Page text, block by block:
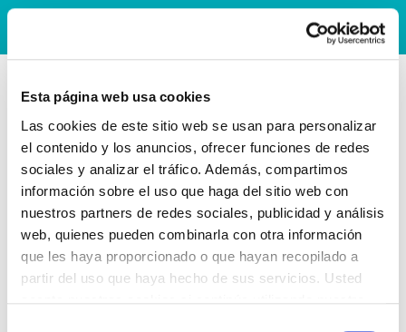
Esta página web usa cookies
Las cookies de este sitio web se usan para personalizar
el contenido y los anuncios, ofrecer funciones de redes
sociales y analizar el tráfico. Además, compartimos
información sobre el uso que haga del sitio web con
nuestros partners de redes sociales, publicidad y análisis
web, quienes pueden combinarla con otra información
que les haya proporcionado o que hayan recopilado a
partir del uso que haya hecho de sus servicios. Usted